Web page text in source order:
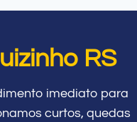
RS
imediato para
curtos, quedas